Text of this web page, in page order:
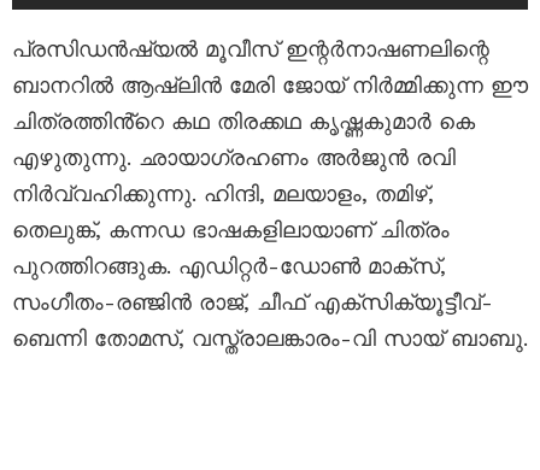
പ്രസിഡന്‍ഷ്യല്‍ മൂവീസ് ഇന്റര്‍നാഷണലിന്റെ
ബാനറില്‍ ആഷ്ലിന്‍ മേരി ജോയ് നിർമ്മിക്കുന്ന ഈ
ചിത്രത്തിൻ്റെ കഥ തിരക്കഥ കൃഷ്ണകുമാര്‍ കെ
എഴുതുന്നു. ഛായാഗ്രഹണം അർജുൻ രവി
നിർവ്വഹിക്കുന്നു. ഹിന്ദി, മലയാളം, തമിഴ്,
തെലുങ്ക്, കന്നഡ ഭാഷകളിലായാണ് ചിത്രം
പുറത്തിറങ്ങുക. എഡിറ്റർ-ഡോണ്‍ മാക്സ്,
സംഗീതം-രഞ്ജിന്‍ രാജ്, ചീഫ് എക്സിക്യൂട്ടീവ്-
ബെന്നി തോമസ്‌, വസ്ത്രാലങ്കാരം-വി സായ് ബാബു.